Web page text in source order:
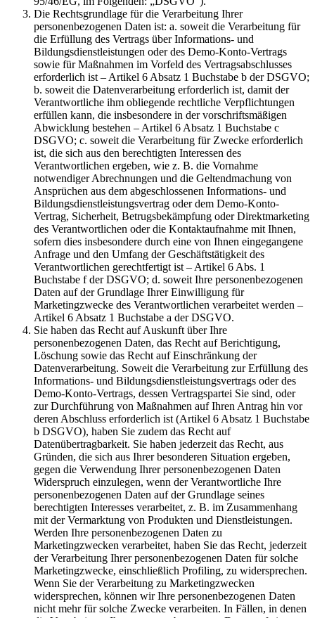
Die Rechtsgrundlage für die Verarbeitung Ihrer
personenbezogenen Daten ist: a. soweit die Verarbeitung für
die Erfüllung des Vertrags über Informations- und
Bildungsdienstleistungen oder des Demo-Konto-Vertrags
sowie für Maßnahmen im Vorfeld des Vertragsabschlusses
erforderlich ist – Artikel 6 Absatz 1 Buchstabe b der DSGVO;
b. soweit die Datenverarbeitung erforderlich ist, damit der
Verantwortliche ihm obliegende rechtliche Verpflichtungen
erfüllen kann, die insbesondere in der vorschriftsmäßigen
Abwicklung bestehen – Artikel 6 Absatz 1 Buchstabe c
DSGVO; c. soweit die Verarbeitung für Zwecke erforderlich
ist, die sich aus den berechtigten Interessen des
Verantwortlichen ergeben, wie z. B. die Vornahme
notwendiger Abrechnungen und die Geltendmachung von
Ansprüchen aus dem abgeschlossenen Informations- und
Bildungsdienstleistungsvertrag oder dem Demo-Konto-
Vertrag, Sicherheit, Betrugsbekämpfung oder Direktmarketing
des Verantwortlichen oder die Kontaktaufnahme mit Ihnen,
sofern dies insbesondere durch eine von Ihnen eingegangene
Anfrage und den Umfang der Geschäftstätigkeit des
Verantwortlichen gerechtfertigt ist – Artikel 6 Abs. 1
Buchstabe f der DSGVO; d. soweit Ihre personenbezogenen
Daten auf der Grundlage Ihrer Einwilligung für
Marketingzwecke des Verantwortlichen verarbeitet werden –
Artikel 6 Absatz 1 Buchstabe a der DSGVO.
Sie haben das Recht auf Auskunft über Ihre
personenbezogenen Daten, das Recht auf Berichtigung,
Löschung sowie das Recht auf Einschränkung der
Datenverarbeitung. Soweit die Verarbeitung zur Erfüllung des
Informations- und Bildungsdienstleistungsvertrags oder des
Demo-Konto-Vertrags, dessen Vertragspartei Sie sind, oder
zur Durchführung von Maßnahmen auf Ihren Antrag hin vor
deren Abschluss erforderlich ist (Artikel 6 Absatz 1 Buchstabe
b DSGVO), haben Sie zudem das Recht auf
Datenübertragbarkeit. Sie haben jederzeit das Recht, aus
Gründen, die sich aus Ihrer besonderen Situation ergeben,
gegen die Verwendung Ihrer personenbezogenen Daten
Widerspruch einzulegen, wenn der Verantwortliche Ihre
personenbezogenen Daten auf der Grundlage seines
berechtigten Interesses verarbeitet, z. B. im Zusammenhang
mit der Vermarktung von Produkten und Dienstleistungen.
Werden Ihre personenbezogenen Daten zu
Marketingzwecken verarbeitet, haben Sie das Recht, jederzeit
der Verarbeitung Ihrer personenbezogenen Daten für solche
Marketingzwecke, einschließlich Profiling, zu widersprechen.
Wenn Sie der Verarbeitung zu Marketingzwecken
widersprechen, können wir Ihre personenbezogenen Daten
nicht mehr für solche Zwecke verarbeiten. In Fällen, in denen